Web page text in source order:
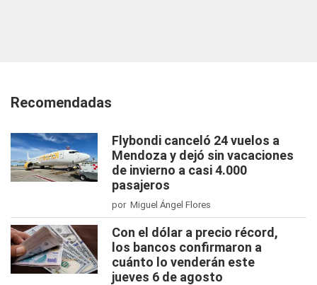
Recomendadas
Flybondi canceló 24 vuelos a
Mendoza y dejó sin vacaciones
de invierno a casi 4.000
pasajeros
por Miguel Ángel Flores
Con el dólar a precio récord,
los bancos confirmaron a
cuánto lo venderán este
jueves 6 de agosto